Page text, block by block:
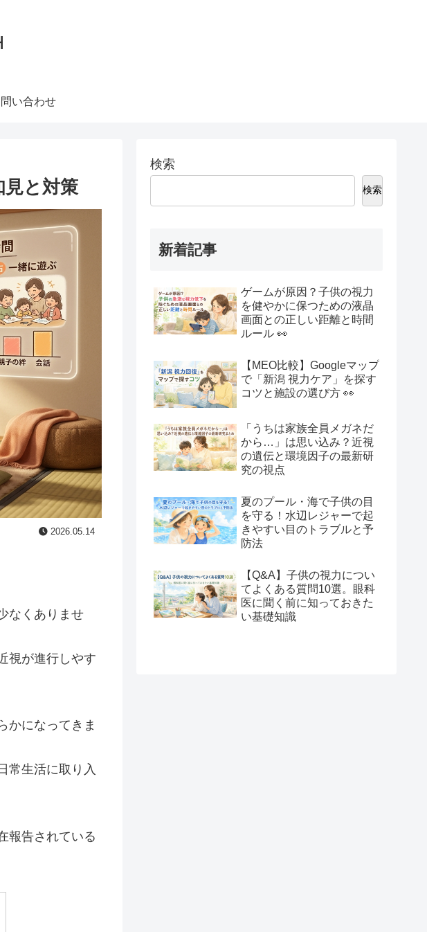
い合わせ
と対策
2026.05.14
なくありませ
視が進行しやす
かになってきま
常生活に取り入
報告されている
検索
検索
新着記事
ゲームが原因？子供の視力
を健やかに保つための液晶
画面との正しい距離と時間
ルール 👀
【MEO比較】Googleマップ
で「新潟 視力ケア」を探す
コツと施設の選び方 👀
「うちは家族全員メガネだ
から…」は思い込み？近視
の遺伝と環境因子の最新研
究の視点
夏のプール・海で子供の目
を守る！水辺レジャーで起
きやすい目のトラブルと予
防法
【Q&A】子供の視力につい
てよくある質問10選。眼科
医に聞く前に知っておきた
い基礎知識